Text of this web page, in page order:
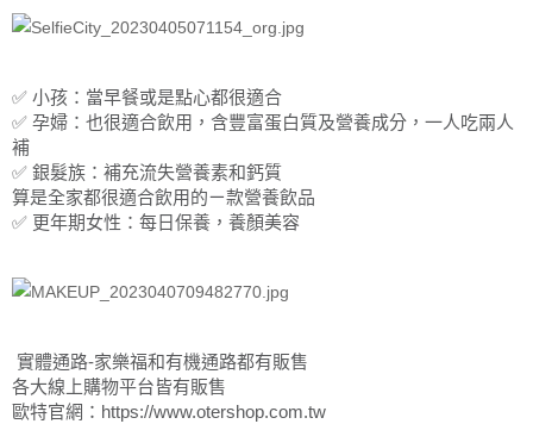
✅️ 小孩：當早餐或是點心都很適合
✅️ 孕婦：也很適合飲用，含豐富蛋白質及營養成分，一人吃兩人
補
✅️ 銀髮族：補充流失營養素和鈣質
算是全家都很適合飲用的ㄧ款營養飲品
✅️ 更年期女性：每日保養，養顏美容
實體通路-家樂福和有機通路都有販售
各大線上購物平台皆有販售
歐特官網：https://www.otershop.com.tw